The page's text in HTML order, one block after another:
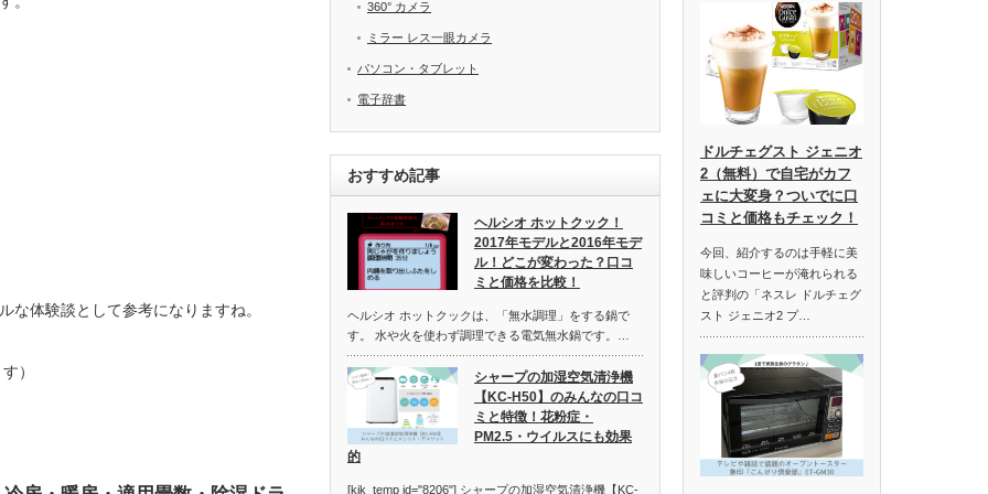
な体験談として参考になりますね。
）
360° カメラ
ミラー レス一眼カメラ
パソコン・タブレット
電子辞書
おすすめ記事
ヘルシオ ホットクック！
2017年モデルと2016年モデ
ル！どこが変わった？口コ
ミと価格を比較！
ヘルシオ ホットクックは、「無水調理」をする鍋で
す。 水や火を使わず調理できる電気無水鍋です。…
シャープの加湿空気清浄機
【KC-H50】のみんなの口コ
ミと特徴！花粉症・
PM2.5・ウイルスにも効果
的
[kjk_temp id="8206"] シャープの加湿空気清浄機【KC-
ドルチェグスト ジェニオ
2（無料）で自宅がカフ
ェに大変身？ついでに口
コミと価格もチェック！
今回、紹介するのは手軽に美
味しいコーヒーが淹れられる
と評判の「ネスレ ドルチェグ
スト ジェニオ2 プ…